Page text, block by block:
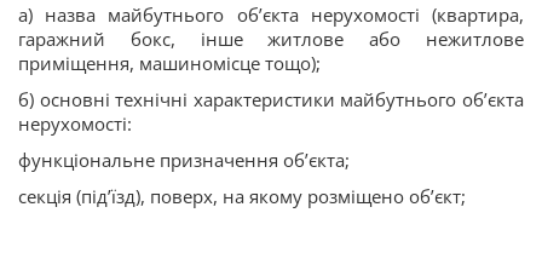
а) назва майбутнього об’єкта нерухомості (квартира,
гаражний бокс, інше житлове або нежитлове
приміщення, машиномісце тощо);
б) основні технічні характеристики майбутнього об’єкта
нерухомості:
функціональне призначення об’єкта;
секція (під’їзд), поверх, на якому розміщено об’єкт;